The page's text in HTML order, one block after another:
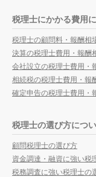
税理士にかかる費用
税理士の顧問料・報酬相
決算の税理士費用・報酬
会社設立の税理士費用・
相続税の税理士費用・報
確定申告の税理士費用・
税理士の選び方につ
顧問税理士の選び方
資金調達・融資に強い税
税務調査に強い税理士の